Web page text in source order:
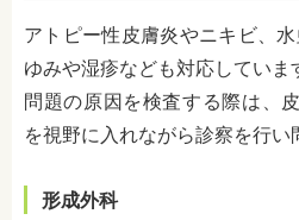
アトピー性皮膚炎やニキビ、
ゆみや湿疹なども対応していま
問題の原因を検査する際は、
を視野に入れながら診察を行い
形成外科